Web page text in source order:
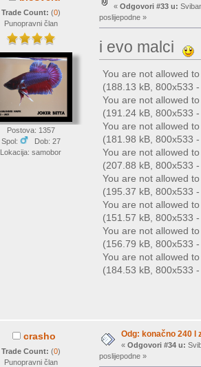
Trade Count: (0)
Punopravni član
Postova: 1357
Spol:
Dob: 27
Lokacija: samobor
« Odgovori #33 u:
poslijepodne »
i evo malci
You are not allowed
(188.13 kB, 800x533
You are not allowed
(191.24 kB, 800x533
You are not allowed
(181.98 kB, 800x533
You are not allowed
(207.88 kB, 800x533
You are not allowed
(195.37 kB, 800x533
You are not allowed
(151.57 kB, 800x533
You are not allowed
(156.79 kB, 800x533
You are not allowed
(184.53 kB, 800x533
crasho
Trade Count: (0)
Punopravni član
Odg: konačno 240 l
« Odgovori #34 u:
poslijepodne »